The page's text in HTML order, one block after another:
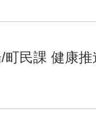
町民課 健康推